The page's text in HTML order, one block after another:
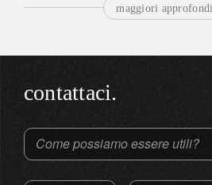
maggiori
contattaci.
Come possiamo essere utili?